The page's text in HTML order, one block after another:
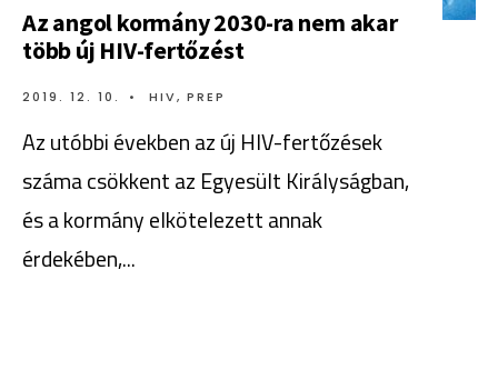
Az angol kormány 2030-ra nem akar
több új HIV-fertőzést
2019. 12. 10. • HIV, PREP
Az utóbbi években az új HIV-fertőzések
száma csökkent az Egyesült Királyságban,
és a kormány elkötelezett annak
érdekében,...